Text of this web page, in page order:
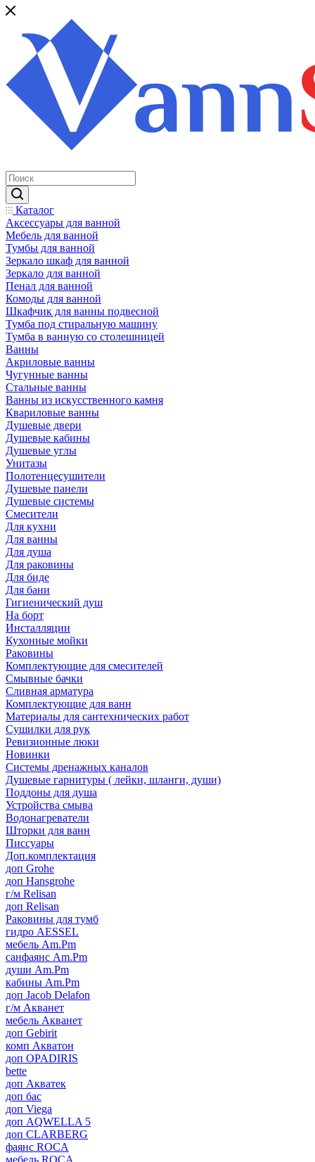
Каталог
Аксессуары для ванной
Мебель для ванной
Тумбы для ванной
Зеркало шкаф для ванной
Зеркало для ванной
Пенал для ванной
Комоды для ванной
Шкафчик для ванны подвесной
Тумба под стиральную машину
Тумба в ванную со столешницей
Ванны
Акриловые ванны
Чугунные ванны
Стальные ванны
Ванны из искусственного камня
Квариловые ванны
Душевые двери
Душевые кабины
Душевые углы
Унитазы
Полотенцесушители
Душевые панели
Душевые системы
Смесители
Для кухни
Для ванны
Для душа
Для раковины
Для биде
Для бани
Гигиенический душ
На борт
Инсталляции
Кухонные мойки
Раковины
Комплектующие для смесителей
Смывные бачки
Сливная арматура
Комплектующие для ванн
Материалы для сантехнических работ
Сушилки для рук
Ревизионные люки
Новинки
Системы дренажных каналов
Душевые гарнитуры ( лейки, шланги, души)
Поддоны для душа
Устройства смыва
Водонагреватели
Шторки для ванн
Писсуары
Доп.комплектация
доп Grohe
доп Hansgrohe
г/м Relisan
доп Relisan
Раковины для тумб
гидро AESSEL
мебель Am.Pm
санфаянс Am.Pm
души Am.Pm
кабины Am.Pm
доп Jacob Delafon
г/м Акванет
мебель Акванет
доп Gebirit
комп Акватон
доп OPADIRIS
bette
доп Акватек
доп бас
доп Viega
доп AQWELLA 5
доп CLARBERG
фаянс ROCA
мебель ROCA